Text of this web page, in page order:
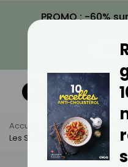
PROMO : -60%
Accueil Actus
Santé
Les Symptômes Révélateurs